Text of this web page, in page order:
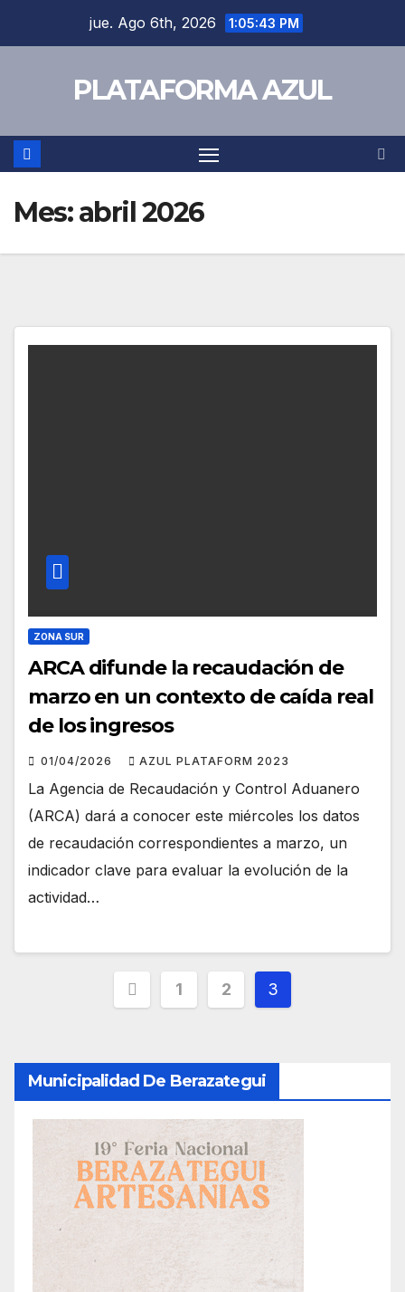
jue. Ago 6th, 2026 1:05:43 PM
PLATAFORMA AZUL
Mes:abril 2026
ZONA SUR
ARCA difunde la recaudación de
marzo en un contexto de caída real
de los ingresos
01/04/2026 AZUL PLATAFORM 2023
La Agencia de Recaudación y Control Aduanero
(ARCA) dará a conocer este miércoles los datos
de recaudación correspondientes a marzo, un
indicador clave para evaluar la evolución de la
actividad…
1 2 3
Municipalidad De Berazategui